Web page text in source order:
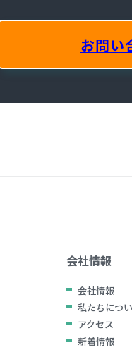
お問い
会社情報
会社情報
私たちにつ
アクセス
新着情報